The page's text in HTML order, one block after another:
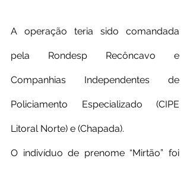
A operação teria sido comandada
pela Rondesp Recôncavo e
Companhias Independentes de
Policiamento Especializado (CIPE
Litoral Norte) e (Chapada).
O indivíduo de prenome “Mirtão” foi